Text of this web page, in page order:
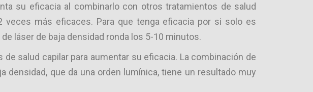
su eficacia al combinarlo con otros tratamientos de salud
veces más eficaces. Para que tenga eficacia por si solo es
láser de baja densidad ronda los 5-10 minutos.
salud capilar para aumentar su eficacia. La combinación de
densidad, que da una orden lumínica, tiene un resultado muy